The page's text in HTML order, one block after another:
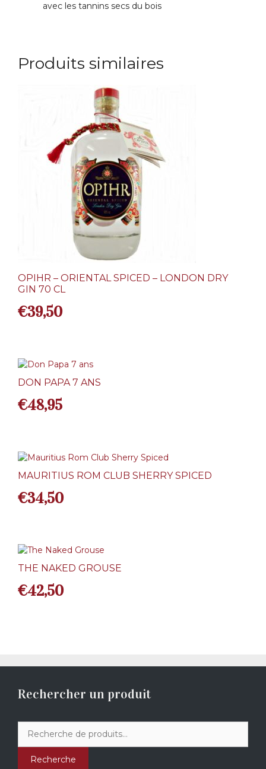
avec les tannins secs du bois
Produits similaires
OPIHR – ORIENTAL SPICED – LONDON DRY
GIN 70 CL
€39,50
DON PAPA 7 ANS
€48,95
MAURITIUS ROM CLUB SHERRY SPICED
€34,50
THE NAKED GROUSE
€42,50
Rechercher un produit
pour :
Recherche